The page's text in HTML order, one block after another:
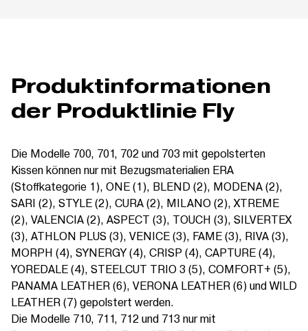
Produktinformationen
der Produktlinie Fly
Die Modelle 700, 701, 702 und 703 mit gepolsterten
Kissen können nur mit Bezugsmaterialien ERA
(Stoffkategorie 1), ONE (1), BLEND (2), MODENA (2),
SARI (2), STYLE (2), CURA (2), MILANO (2), XTREME
(2), VALENCIA (2), ASPECT (3), TOUCH (3), SILVERTEX
(3), ATHLON PLUS (3), VENICE (3), FAME (3), RIVA (3),
MORPH (4), SYNERGY (4), CRISP (4), CAPTURE (4),
YOREDALE (4), STEELCUT TRIO 3 (5), COMFORT+ (5),
PANAMA LEATHER (6), VERONA LEATHER (6) und WILD
LEATHER (7) gepolstert werden.
Die Modelle 710, 711, 712 und 713 nur mit